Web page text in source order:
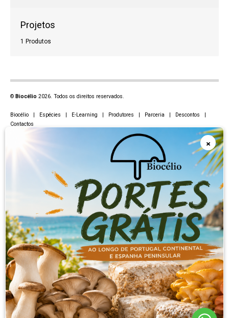
Projetos
1 Produtos
© Biocélio 2026. Todos os direitos reservados.
Biocélio | Espécies | E-Learning | Produtores | Parceria | Descontos |
Contactos
CEO Rodolfo Delgado
×